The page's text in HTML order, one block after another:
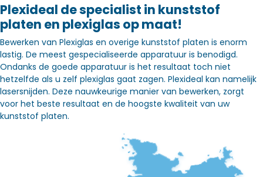
Plexideal de specialist in kunststof
platen en plexiglas op maat!
Bewerken van Plexiglas en overige kunststof platen is enorm
lastig. De meest gespecialiseerde apparatuur is benodigd.
Ondanks de goede apparatuur is het resultaat toch niet
hetzelfde als u zelf plexiglas gaat zagen. Plexideal kan namelijk
lasersnijden. Deze nauwkeurige manier van bewerken, zorgt
voor het beste resultaat en de hoogste kwaliteit van uw
kunststof platen.